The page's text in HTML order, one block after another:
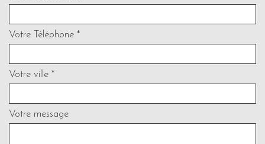
Votre Téléphone *
Votre ville *
Votre message